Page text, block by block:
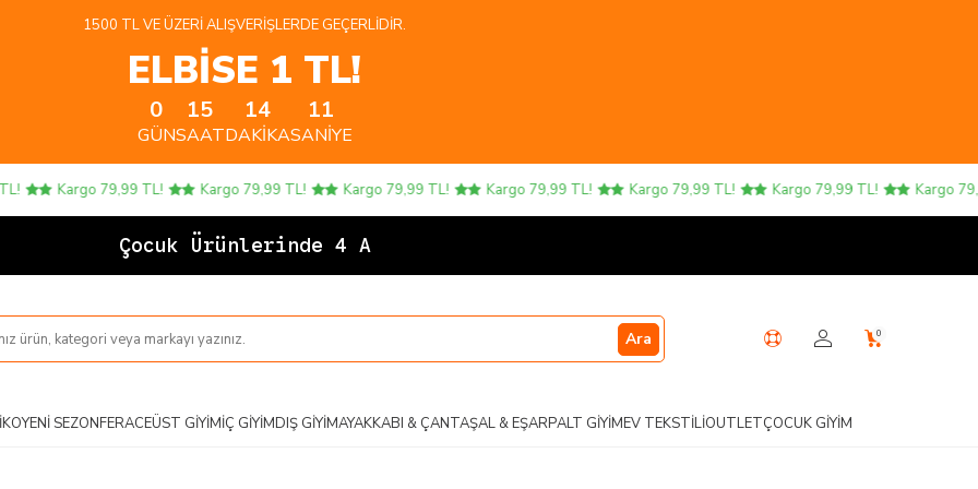
1500 TL VE ÜZERI ALIŞVERIŞLERDE GEÇERLIDIR.
ELBİSE 1 TL!
0
GÜN
15
SAAT
14
DAKIKA
11
SANIYE
Kargo 79,99 TL! Kargo 79,99 TL! Kargo 79,99 TL! Kargo 79,99 TL! Kargo 79,99 TL! Kargo 79,99 TL! Kargo 79,99
Çocuk Ürünlerinde 4 AL 3 Ö
Ara 0
YENI SEZONFERACEÜST GIYIMİÇ GIYIMDIŞ GIYIMAYAKKABI & ÇANTAŞAL & EŞARPALT GIYIMEV TEKSTILIOUTLETÇOCUK GIYIM